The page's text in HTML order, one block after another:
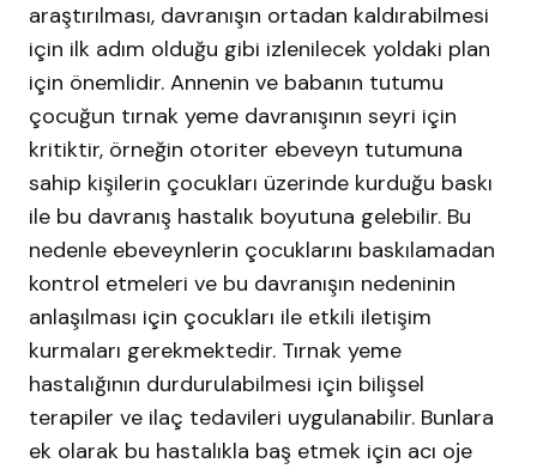
araştırılması, davranışın ortadan kaldırabilmesi
için ilk adım olduğu gibi izlenilecek yoldaki plan
için önemlidir. Annenin ve babanın tutumu
çocuğun tırnak yeme davranışının seyri için
kritiktir, örneğin otoriter ebeveyn tutumuna
sahip kişilerin çocukları üzerinde kurduğu baskı
ile bu davranış hastalık boyutuna gelebilir. Bu
nedenle ebeveynlerin çocuklarını baskılamadan
kontrol etmeleri ve bu davranışın nedeninin
anlaşılması için çocukları ile etkili iletişim
kurmaları gerekmektedir. Tırnak yeme
hastalığının durdurulabilmesi için bilişsel
terapiler ve ilaç tedavileri uygulanabilir. Bunlara
ek olarak bu hastalıkla baş etmek için acı oje